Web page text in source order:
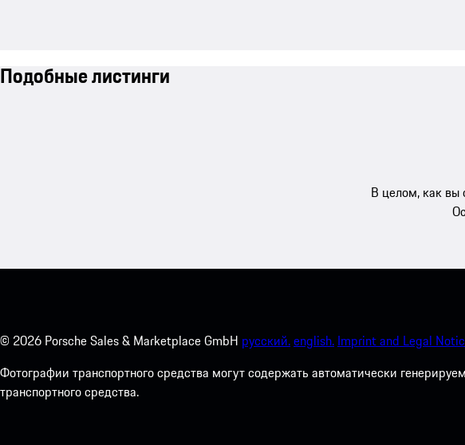
Подобные листинги
В целом, как вы
© 2026 Porsche Sales & Marketplace GmbH русский.english. Imprint and Legal
Фотографии транспортного средства могут содержать автоматически
транспортного средства.